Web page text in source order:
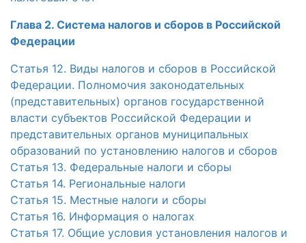
Глава 2. Система налогов и сборов в Российской
Федерации
Статья 12. Виды налогов и сборов в Российской
Федерации. Полномочия законодательных
(представительных) органов государственной
власти субъектов Российской Федерации и
представительных органов муниципальных
образований по установлению налогов и сборов
Статья 13. Федеральные налоги и сборы
Статья 14. Региональные налоги
Статья 15. Местные налоги и сборы
Статья 16. Информация о налогах
Статья 17. Общие условия установления налогов и